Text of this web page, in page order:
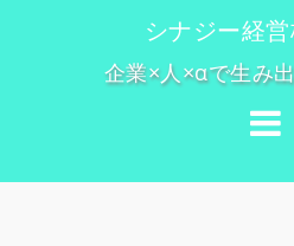
シナジー経
企業×人×αで生み